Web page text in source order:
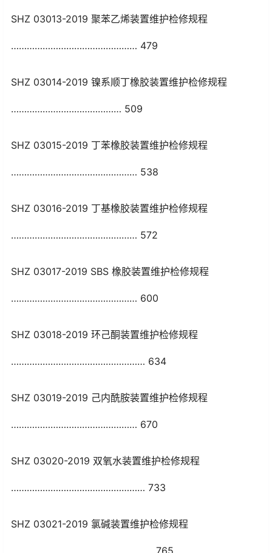
SHZ 03013-2019 聚苯乙烯装置维护检修规程
………………………………………… 479
SHZ 03014-2019 镍系顺丁橡胶装置维护检修规程
…………………………………… 509
SHZ 03015-2019 丁苯橡胶装置维护检修规程
………………………………………… 538
SHZ 03016-2019 丁基橡胶装置维护检修规程
………………………………………… 572
SHZ 03017-2019 SBS 橡胶装置维护检修规程
………………………………………… 600
SHZ 03018-2019 环己酮装置维护检修规程
…………………………………………… 634
SHZ 03019-2019 己内酰胺装置维护检修规程
………………………………………… 670
SHZ 03020-2019 双氧水装置维护检修规程
…………………………………………… 733
SHZ 03021-2019 氯碱装置维护检修规程
……………………………………………… 765